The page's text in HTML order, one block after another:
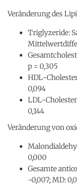
Veränderung des
Triglyzeride:
p = 0,305
HDL-
0,094
LDL-
0,144
Veränderung von
0,000
Gesamte
-0,007; MD: